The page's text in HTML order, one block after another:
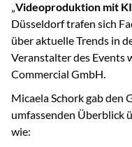
„Videoproduktion mit KI
Düsseldorf trafen sich
über aktuelle Trends in
Veranstalter des Events
Commercial GmbH.
Micaela Schork gab den
umfassenden Überblick
wie: